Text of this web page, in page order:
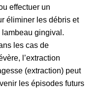
effectuer un
éliminer les débris et
lambeau gingival.
les cas de
l’extraction
(extraction) peut
les épisodes futurs